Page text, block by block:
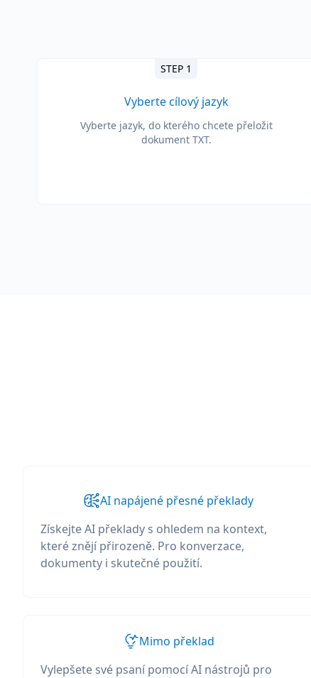
STEP 1
Vyberte cílový jazyk
Vyberte jazyk, do kterého chcete přeložit
dokument TXT.
AI napájené přesné překlady
Získejte AI překlady s ohledem na kontext,
které znějí přirozeně. Pro konverzace,
dokumenty i skutečné použití.
Mimo překlad
Vylepšete své psaní pomocí AI nástrojů pro